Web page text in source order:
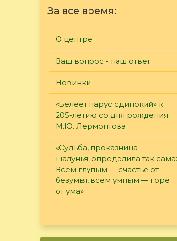
За все время:
О центре
Ваш вопрос - наш ответ
Новинки
«Белеет парус одинокий» к
205-летию со дня рождения
М.Ю. Лермонтова
«Судьба, проказница —
шалунья, определила так сама:
Всем глупым — счастье от
безумья, всем умным — горе
от ума»